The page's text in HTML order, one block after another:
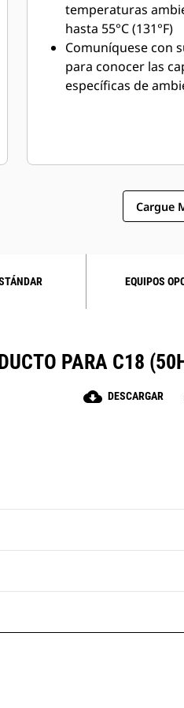
temperaturas
hasta 55°C (131°F)
Comuníquese con
para conocer las
específicas de
Cargue
EQUIPOS
PARA C18
cloud_download DESCARGAR